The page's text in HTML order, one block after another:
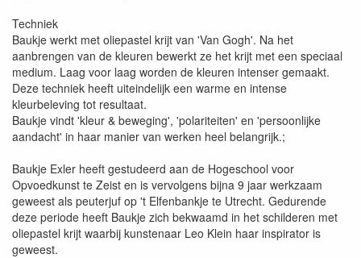
Techniek
Baukje werkt met oliepastel krijt van 'Van Gogh'. Na het
aanbrengen van de kleuren bewerkt ze het krijt met een speciaal
medium. Laag voor laag worden de kleuren intenser gemaakt.
Deze techniek heeft uiteindelijk een warme en intense
kleurbeleving tot resultaat.
Baukje vindt 'kleur & beweging', 'polariteiten' en 'persoonlijke
aandacht' in haar manier van werken heel belangrijk.;
Baukje Exler heeft gestudeerd aan de Hogeschool voor
Opvoedkunst te Zeist en is vervolgens bijna 9 jaar werkzaam
geweest als peuterjuf op 't Elfenbankje te Utrecht. Gedurende
deze periode heeft Baukje zich bekwaamd in het schilderen met
oliepastel krijt waarbij kunstenaar Leo Klein haar inspirator is
geweest.